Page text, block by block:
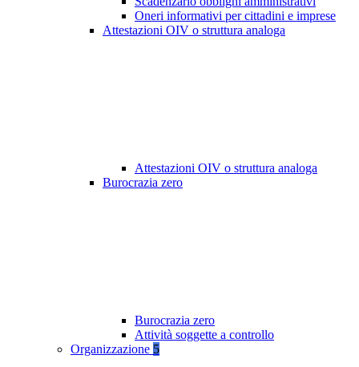
Oneri informativi per cittadini e imprese
Attestazioni OIV o struttura analoga
Attestazioni OIV o struttura analoga
Burocrazia zero
Burocrazia zero
Attività soggette a controllo
Organizzazione 5